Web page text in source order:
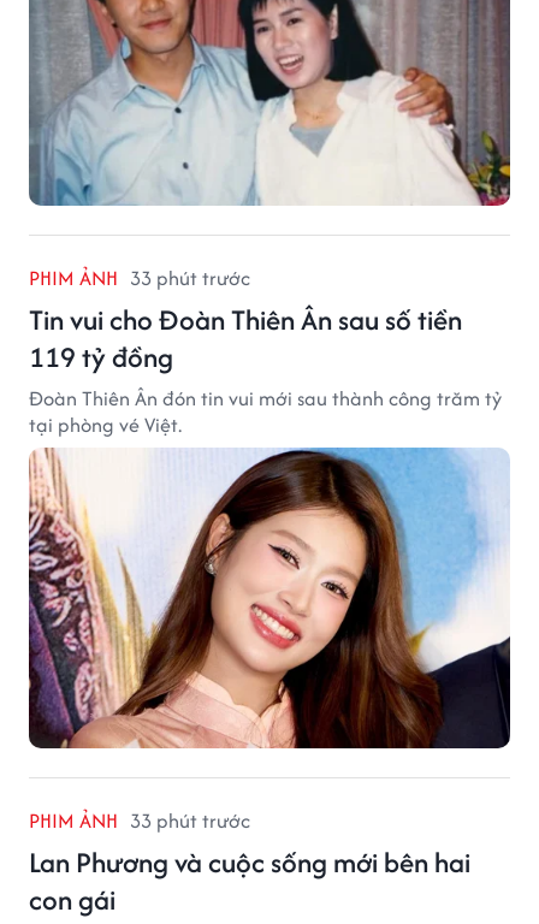
PHIM ẢNH 33 phút trước
Tin vui cho Đoàn Thiên Ân sau số tiền
119 tỷ đồng
Đoàn Thiên Ân đón tin vui mới sau thành công trăm tỷ
tại phòng vé Việt.
PHIM ẢNH 33 phút trước
Lan Phương và cuộc sống mới bên hai
con gái